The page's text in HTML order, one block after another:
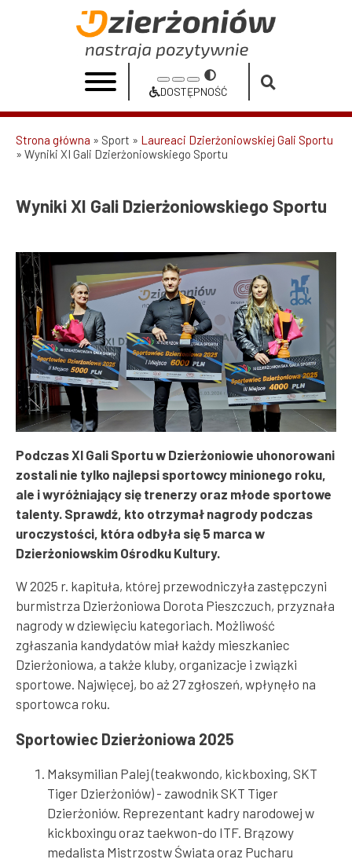
Dzierżoniowskiego
Sportu
Urząd
Dzierżoniów
Increase
size
Reset
font
size
Decrease
size
Przełącz
na
Dostępność
DOSTĘPNOŚĆ
Ścieżka
Strona główna Sport
Laureaci Dzierżoniowskiej Gali Sportu
Wyniki XI Gali Dzierżoniowskiego Sportu
Wyniki XI Gali Dzierżoniowskiego Sportu
Podczas XI Gali Sportu w Dzierżoniowie uhonorowani
zostali nie tylko najlepsi sportowcy minionego roku,
ale i wyróżniający się trenerzy oraz młode sportowe
talenty. Sprawdź, kto otrzymał nagrody podczas
uroczystości, która odbyła się 5 marca w
Dzierżoniowskim Ośrodku Kultury.
W 2025 r. kapituła, której przewodniczyła zastępczyni
burmistrza Dzierżoniowa Dorota Pieszczuch, przyznała
nagrody w dziewięciu kategoriach. Możliwość
zgłaszania kandydatów miał każdy mieszkaniec
Dzierżoniowa, a także kluby, organizacje i związki
sportowe. Najwięcej, bo aż 27 zgłoszeń, wpłynęło na
sportowca roku.
Sportowiec Dzierżoniowa 2025
Maksymilian Palej (teakwondo, kickboxing, SKT
Tiger Dzierżoniów) - zawodnik SKT Tiger
Dzierżoniów. Reprezentant kadry narodowej w
kickboxingu oraz taekwon-do ITF. Brązowy
medalista Mistrzostw Świata oraz Pucharu